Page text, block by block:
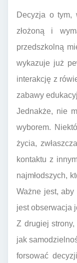
Decyzja o tym,
złożoną i
przedszkolną
wykazuje już
interakcję z
zabawy
Jednakże, nie
wyborem.
życia,
kontaktu z
najmłodszych,
Ważne jest,
jest obserwacja
Z drugiej
jak
forsować